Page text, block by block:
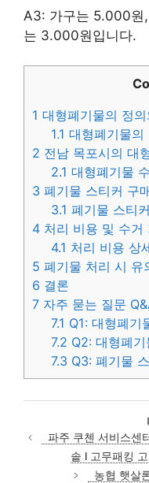
A3: 가구는 5.000원
는 3.000원입니다.
1 대형폐기물의 정
1.1 대형폐기물의
2 전남 목포시의 대
2.1 대형폐기물
3 폐기물 스티커 구
3.1 폐기물 스티
4 처리 비용 및 수거
4.1 처리 비용 상
5 폐기물 처리 시 유
6 결론
7 자주 묻는 질문
7.1 Q1: 대형폐기
7.2 Q2: 대형폐
7.3 Q3: 폐기물
파주 쿠첸 서비스센
솥 l 고무패킹
농협 햇살